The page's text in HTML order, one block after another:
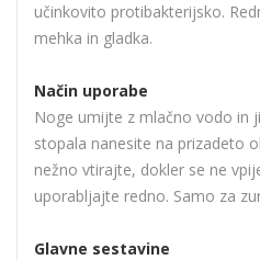
učinkovito protibakterijsko.
mehka in gladka.
Način uporabe
Noge umijte z mlačno vodo in
stopala nanesite na prizadeto
nežno vtirajte, dokler se ne
uporabljajte redno. Samo za
Glavne sestavine